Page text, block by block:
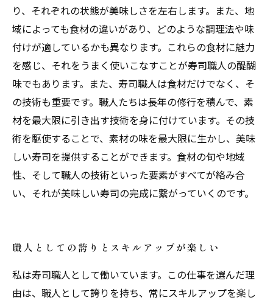
り、それぞれの状態が美味しさを左右します。また、地
域によっても食材の違いがあり、どのような調理法や味
付けが適しているかも異なります。これらの食材に魅力
を感じ、それをうまく使いこなすことが寿司職人の醍醐
味でもあります。また、寿司職人は食材だけでなく、そ
の技術も重要です。職人たちは長年の修行を積んで、素
材を最大限に引き出す技術を身に付けています。その技
術を駆使することで、素材の味を最大限に生かし、美味
しい寿司を提供することができます。食材の旬や地域
性、そして職人の技術といった要素がすべてが絡み合
い、それが美味しい寿司の完成に繋がっていくのです。
職人としての誇りとスキルアップが楽しい
私は寿司職人として働いています。この仕事を選んだ理
由は、職人として誇りを持ち、常にスキルアップを楽し